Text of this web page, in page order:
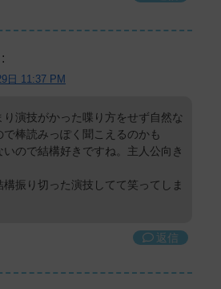
日 11:37 PM
演技がかった喋り方をせず自然な
棒読みっぽく聞こえるのかも
ので結構好きですね。主人公向き
振り切った演技してて笑ってしま
返信